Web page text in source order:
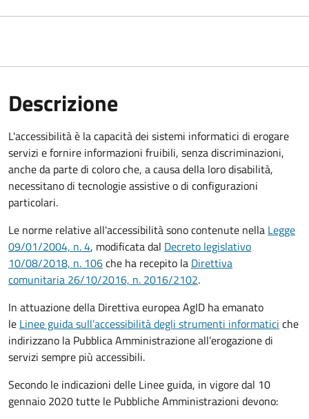
Descrizione
L'accessibilità è la capacità dei sistemi informatici di erogare
servizi e fornire informazioni fruibili, senza discriminazioni,
anche da parte di coloro che, a causa della loro disabilità,
necessitano di tecnologie assistive o di configurazioni
particolari.
Le norme relative all'accessibilità sono contenute nella Legge
09/01/2004, n. 4, modificata dal Decreto legislativo
10/08/2018, n. 106che ha recepito la Direttiva
comunitaria 26/10/2016, n. 2016/2102.
In attuazione della Direttiva europea AgID ha emanato
le Linee guida sull’accessibilità degli strumenti informatici che
indirizzano la Pubblica Amministrazione all’erogazione di
servizi sempre più accessibili.
Secondo le indicazioni delle Linee guida, in vigore dal 10
gennaio 2020 tutte le Pubbliche Amministrazioni devono: